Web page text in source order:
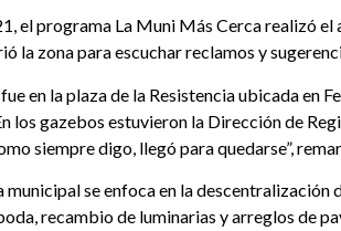
el programa La Muni Más Cerca realizó
la zona para escuchar reclamos y
en la plaza de la Resistencia ubicada en
los gazebos estuvieron la Dirección de
siempre digo, llegó para quedarse”,
municipal se enfoca en la
recambio de luminarias y arreglos de